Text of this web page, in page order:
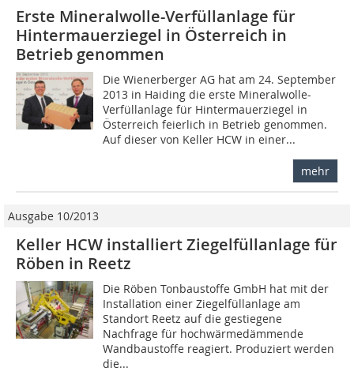
Erste Mineralwolle-Verfüllanlage für
Hintermauerziegel in Österreich in
Betrieb genommen
Die Wienerberger AG hat am 24. September
2013 in Haiding die erste Mineralwolle-
Verfüllanlage für Hintermauerziegel in
Österreich feierlich in Betrieb genommen.
Auf dieser von Keller HCW in einer...
mehr
Ausgabe 10/2013
Keller HCW installiert Ziegelfüllanlage für
Röben in Reetz
Die Röben Tonbaustoffe GmbH hat mit der
Installation einer Ziegelfüllanlage am
Standort Reetz auf die gestiegene
Nachfrage für hochwärmedämmende
Wandbaustoffe reagiert. Produziert werden
die...